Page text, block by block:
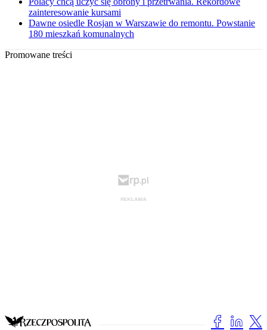
zainteresowanie kursami
Dawne osiedle Rosjan w Warszawie do remontu. Powstanie
180 mieszkań komunalnych
Promowane treści